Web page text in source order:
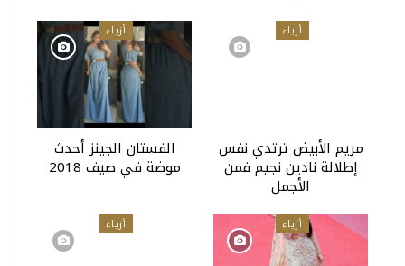
أزياء
مريم الأبيض ترتدي نفس
إطلالة نادين نجيم فمن
الأجمل
أزياء
الفستان الجينز أحدث
موضة في صيف 2018
أزياء أزياء